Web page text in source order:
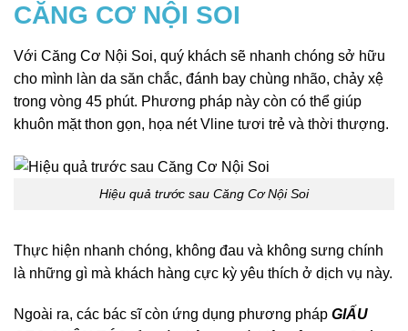
CĂNG CƠ NỘI SOI
Với Căng Cơ Nội Soi, quý khách sẽ nhanh chóng sở hữu
cho mình làn da săn chắc, đánh bay chùng nhão, chảy xệ
trong vòng 45 phút. Phương pháp này còn có thể giúp
khuôn mặt thon gọn, họa nét Vline tươi trẻ và thời thượng.
Hiệu quả trước sau Căng Cơ Nội Soi
Thực hiện nhanh chóng, không đau và không sưng chính
là những gì mà khách hàng cực kỳ yêu thích ở dịch vụ này.
Ngoài ra, các bác sĩ còn ứng dụng phương pháp GIẤU